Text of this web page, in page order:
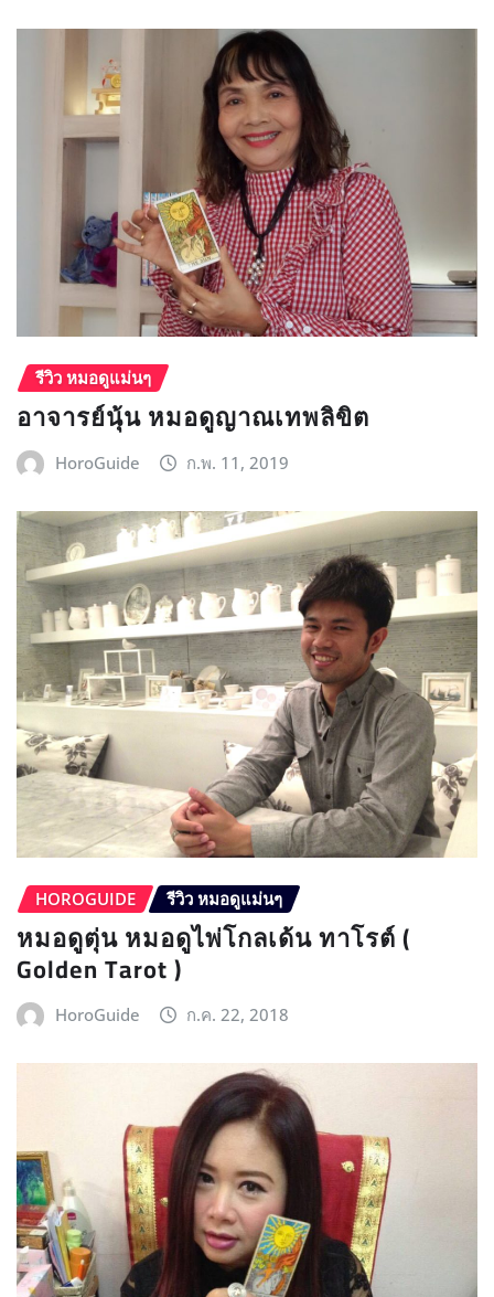
รีวิว หมอดูแม่นๆ
อาจารย์นุ้น หมอดูญาณเทพลิขิต
HoroGuide ก.พ. 11, 2019
HOROGUIDE รีวิว หมอดูแม่นๆ
หมอดูตุ่น หมอดูไพ่โกลเด้น ทาโรต์ (
Golden Tarot )
HoroGuide ก.ค. 22, 2018